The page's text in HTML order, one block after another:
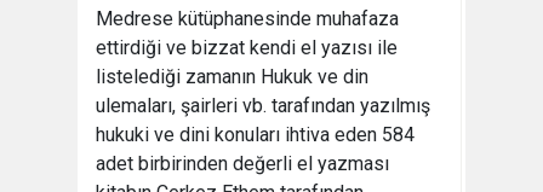
Medrese kütüphanesinde muhafaza
ettirdiği ve bizzat kendi el yazısı ile
listelediği zamanın Hukuk ve din
ulemaları, şairleri vb. tarafından yazılmış
hukuki ve dini konuları ihtiva eden 584
adet birbirinden değerli el yazması